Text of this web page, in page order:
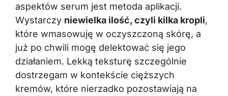
aspektów serum jest metoda aplikacji.
Wystarczy niewielka ilość, czyli kilka kropli,
które wmasowuję w oczyszczoną skórę, a
już po chwili mogę delektować się jego
działaniem. Lekką teksturę szczególnie
dostrzegam w kontekście cięższych
kremów, które nierzadko pozostawiają na